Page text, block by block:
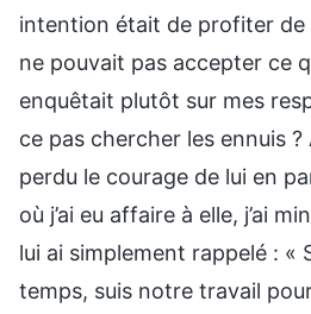
intention était de profiter de
ne pouvait pas accepter ce
enquêtait plutôt sur mes
ce pas chercher les ennuis ?
perdu le courage de lui en
où j’ai eu affaire à elle, j’ai
lui ai simplement rappelé : «
temps, suis notre travail pour